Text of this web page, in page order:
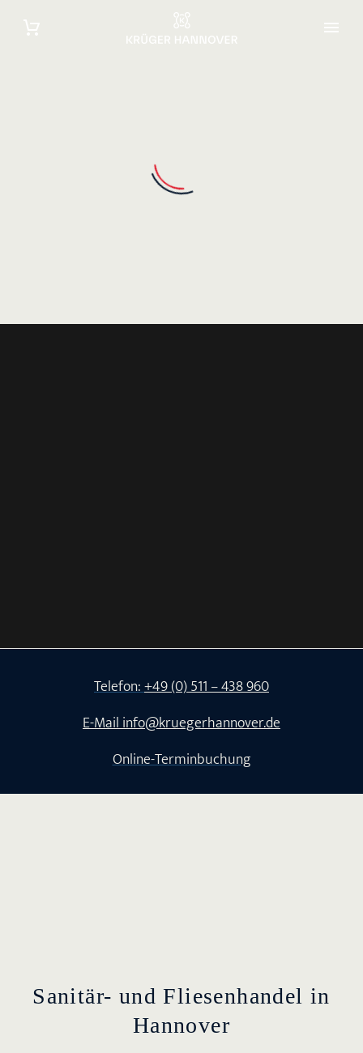
Telefon:+49 (0) 511 – 438 960
E-Mailinfo@kruegerhannover.de
Online-Terminbuchung
Sanitär- und Fliesen­handel in
Hannover